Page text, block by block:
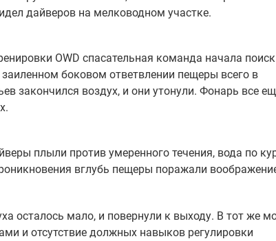
дайверов на мелководном участке.
OWD спасательная команда начала
боковом ответвлении пещеры всего в
закончился воздух, и они утонули. Фонарь все
плыли против умеренного течения, вода по
вглубь пещеры поражали
осталось мало, и повернули к выходу. В тот же
и отсутствие должных навыков регулировки